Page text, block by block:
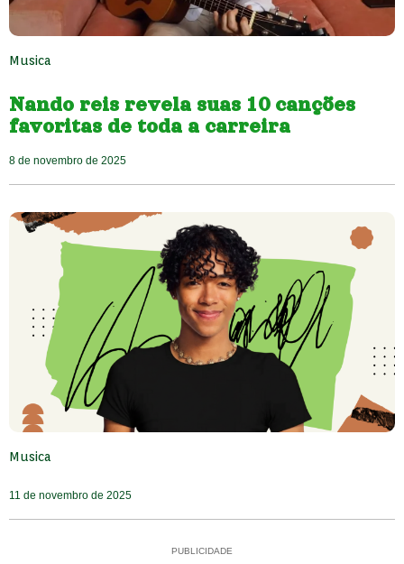
Musica
Nando reis revela suas 10 canções
favoritas de toda a carreira
8 de novembro de 2025
Musica
11 de novembro de 2025
PUBLICIDADE